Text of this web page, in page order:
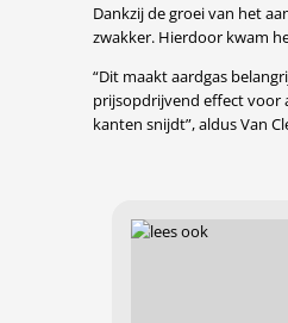
Dankzij de groei van het
zwakker. Hierdoor kwam
“Dit maakt aardgas
prijsopdrijvend effect voor
kanten snijdt”, aldus Van